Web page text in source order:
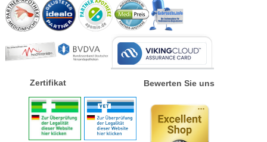
Zertifikat Bewerten Sie uns